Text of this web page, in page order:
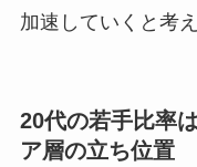
加速していくと考
20代の若手比率
ア層の立ち位置